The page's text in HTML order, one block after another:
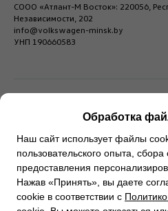
СООО «Атлант-М Восток»: 220056,
Независимости, 202
info@volkswagen-minsk.by
УНП 190660583
* Любая информация,
сайте, носит исключительно
при каких обстоятельствах
как публичная оферта.
Обработка
Наш сайт использует файлы
пользовательского опыта, сбора
предоставления
Нажав «Принять», вы даете
cookie в соответствии с